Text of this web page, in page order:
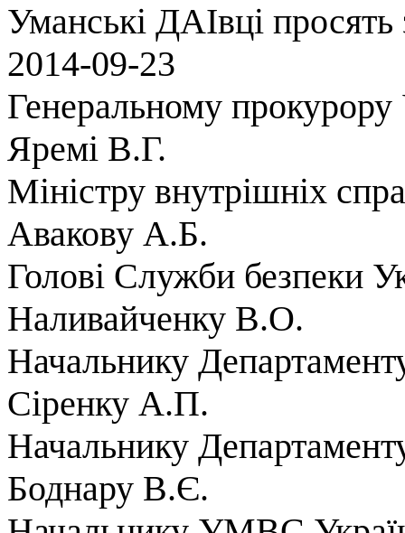
Уманські ДАІвці
2014-09-23
Генеральному прокурору
Яремі В.Г.
Міністру внутрішніх
Авакову А.Б.
Голові Служби безпеки
Наливайченку В.О.
Начальнику
Сіренку А.П.
Начальнику
Боднару В.Є.